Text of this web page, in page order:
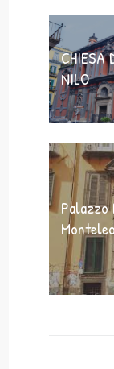
CHIESA
NILO
Palazzo